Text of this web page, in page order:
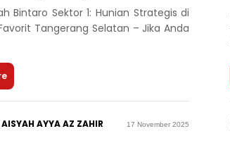
Bintaro Sektor 1: Hunian Strategis di
Tangerang Selatan – Jika Anda
AYYA AZ ZAHIR 17 November 2025